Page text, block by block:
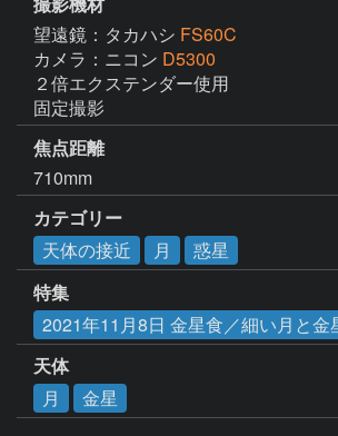
望遠鏡：タカハシ FS60C
カメラ：ニコン D5300
２倍エクステンダー使用
焦点距離
710mm
カテゴリー
天体の接近
月
惑星
特集
2021年11月8日 金星食／細い月と金
天体
月
金星